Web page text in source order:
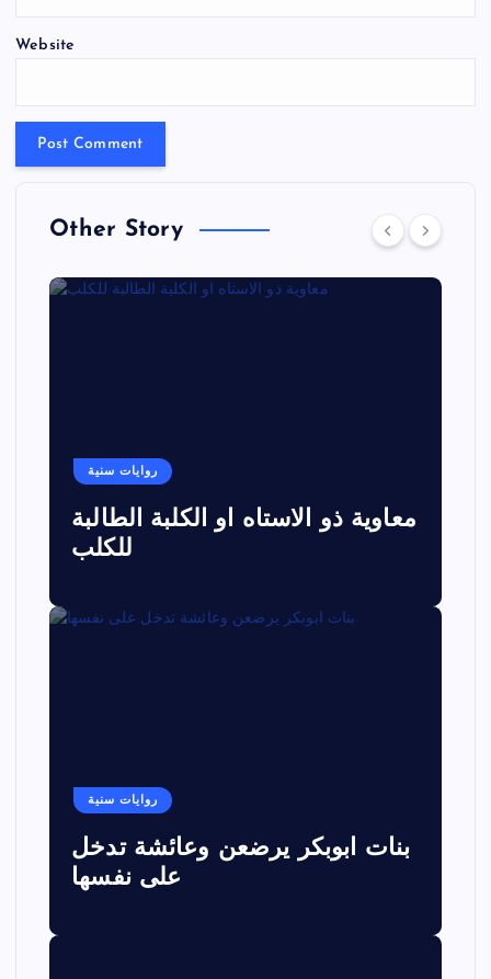
Website
Other Story
روايات سنية
معاوية ذو الاستاه او الكلبة الطالبة
للكلب
روايات سنية
بنات ابوبكر يرضعن وعائشة تدخل
على نفسها